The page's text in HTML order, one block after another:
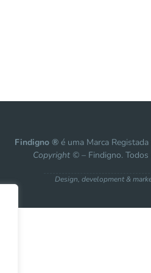
Findigno ® é uma Marca
Copyright ©– Findigno. Todos
Design, development &